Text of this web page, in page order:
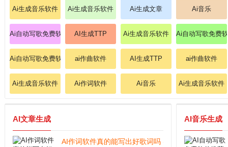
Ai生成音乐软件 Ai生成音乐软件 Ai生成文章 Ai音乐
Ai自动写歌免费软件 AI生成TTP Ai生成音乐软件 Ai自动写歌免费
Ai自动写歌免费软件 ai作曲软件 AI生成TTP ai作曲软件
Ai生成音乐软件 Ai作词软件 Ai音乐 Ai生成音乐软件
AI文章生成
AI作词软件真的能写出好歌词吗 实测三款热门工具
AI音乐生成